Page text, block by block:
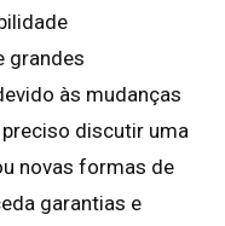
grandes
às mudanças
discutir uma
novas formas de
garantias e